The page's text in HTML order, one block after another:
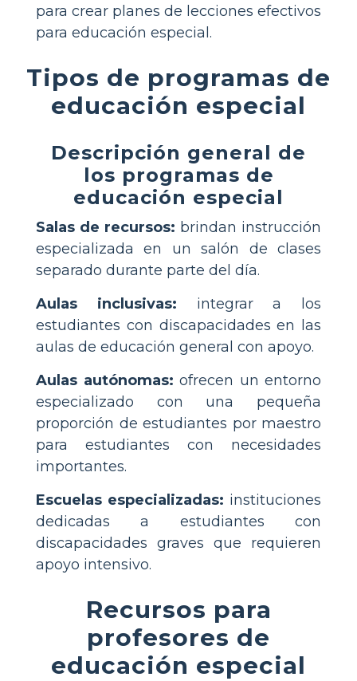
para crear planes de lecciones efectivos
para educación especial.
Tipos de programas de
educación especial
Descripción general de
los programas de
educación especial
Salas de recursos: brindan instrucción
especializada en un salón de clases
separado durante parte del día.
Aulas inclusivas: integrar a los
estudiantes con discapacidades en las
aulas de educación general con apoyo.
Aulas autónomas: ofrecen un entorno
especializado con una pequeña
proporción de estudiantes por maestro
para estudiantes con necesidades
importantes.
Escuelas especializadas: instituciones
dedicadas a estudiantes con
discapacidades graves que requieren
apoyo intensivo.
Recursos para
profesores de
educación especial